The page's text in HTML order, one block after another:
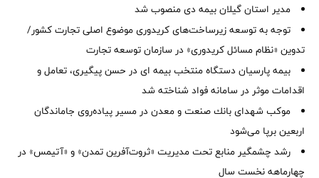
‌مدیر استان گیلان بیمه دی منصوب شد
توجه به توسعه زیرساخت‌های کریدوری موضوع اصلی تجارت کشور/
تدوین «نظام مسائل کریدوری» در سازمان توسعه تجارت
بیمه پارسیان دستگاه منتخب بیمه ای در حسن پیگیری، تعامل و
اقدامات موثر در سامانه فواد شناخته شد
موكب شهدای بانك صنعت و معدن در مسیر پیاده‌روی جاماندگان
اربعین برپا می‌شود
رشد چشمگیر منابع تحت مدیریت «ثروت‌آفرین تمدن» و «آتیمس» در
چهارماهه نخست سال